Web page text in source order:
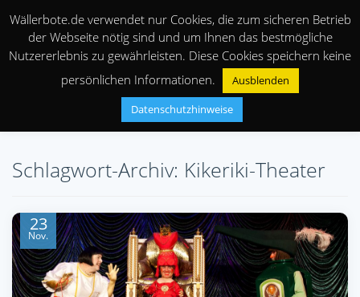
Schlagwort-Archiv: Kikeriki-Theater
23
Nov.
Wällerbote.de verwendet nur Cookies, die zum sicheren Betrieb
der Webseite nötig sind und um Ihnen das bestmögliche
Nutzererlebnis zu gewährleisten. Diese Cookies speichern keine
persönlichen Informationen.
Ausblenden
Datenschutzhinweise